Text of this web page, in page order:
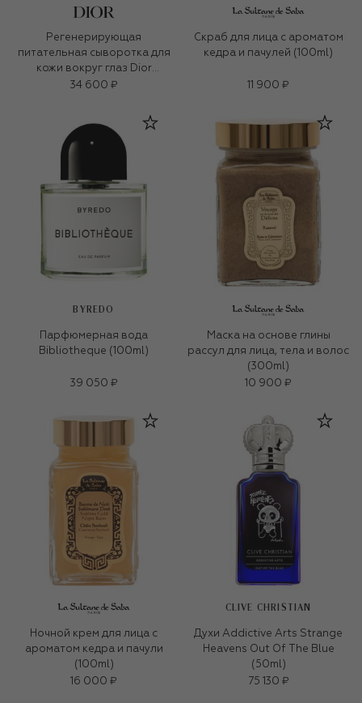
Регенерирующая
питательная сыворотка для
кожи вокруг глаз Dior
Prestige (20ml)
34 600 ₽
Скраб для лица c ароматом
кедра и пачулей (100ml)
11 900 ₽
BYREDO
Парфюмерная вода
Bibliotheque (100ml)
39 050 ₽
Маска на основе глины
рассул для лица, тела и волос
(300ml)
10 900 ₽
Ночной крем для лица c
ароматом кедра и пачули
(100ml)
16 000 ₽
CLIVE CHRISTIAN
Духи Addictive Arts Strange
Heavens Out Of The Blue
(50ml)
75 130 ₽